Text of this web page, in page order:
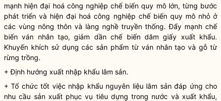
mạnh hiện đại hoá công nghiệp chế biến quy mô lớn, từng bước
phát triển và hiện đại hoá công nghiệp chế biến quy mô nhỏ ở
các vùng nông thôn và làng nghề truyền thống. Đẩy mạnh chế
biến ván nhân tạo, giảm dần chế biến dăm giấy xuất khẩu.
Khuyến khích sử dụng các sản phẩm từ ván nhân tạo và gỗ từ
rừng trồng.
+ Định hướng xuất nhập khẩu lâm sản.
+ Tổ chức tốt việc nhập khẩu nguyên liệu lâm sảnđáp ứng cho
nhu cầu sản xuất phục vụ tiêu dựng trong nước và xuất khẩu,